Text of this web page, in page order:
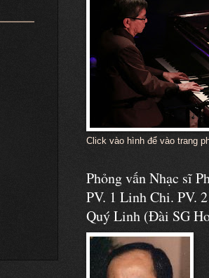
Click vào hình để vào trang
Phỏng vấn Nhạc sĩ
PV. 1 Linh Chi. PV.
Quý Linh (Đài SG